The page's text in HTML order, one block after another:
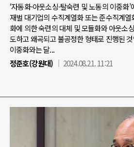
‘자동화-아웃소싱-탈숙련 및 노동의 이중화
재벌 대기업의 수직계열화 또는 준수직계
화에 의한 숙련의 대체 및 모듈화와 아웃소
도하고 왜곡되고 불공정한 형태로 진행된
이중화와는 달...
정준호(강원대)
2024.08.21. 11:21